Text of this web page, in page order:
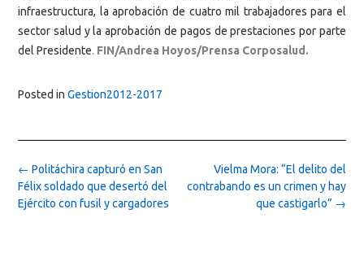
infraestructura, la aprobación de cuatro mil trabajadores para el
sector salud y la aprobación de pagos de prestaciones por parte
del Presidente. FIN/Andrea Hoyos/Prensa Corposalud.
Posted in Gestion2012-2017
Post
navigation
Vielma Mora: “El delito del
contrabando es un crimen y hay
que castigarlo” →
← Politáchira capturó en San
Félix soldado que desertó del
Ejército con fusil y cargadores